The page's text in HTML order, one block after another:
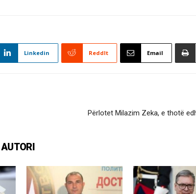
Linkedin ReddIt Email
Përlotet Milazim Zeka, e thotë